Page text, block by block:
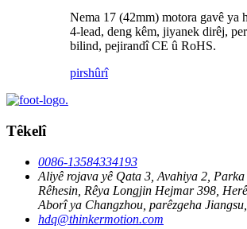
Nema 17 (42mm) motora gavê ya
4-lead, deng kêm, jiyanek dirêj,
bilind, pejirandî CE û RoHS.
pirshûrî
Têkelî
0086-13584334193
Aliyê rojava yê Qata 3, Avahiya 2, Parka
Rêhesin, Rêya Longjin Hejmar 398,
Aborî ya Changzhou, parêzgeha
hdq@thinkermotion.com